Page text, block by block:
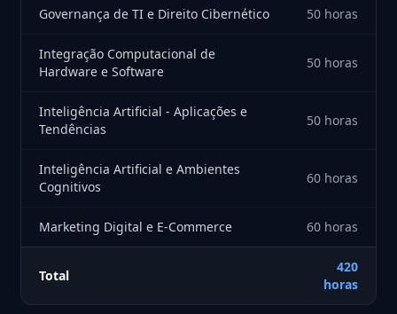
Governança de TI e Direito Cibernético 50 horas
Integração Computacional de
Hardware e Software
50 horas
Inteligência Artificial - Aplicações e
Tendências
50 horas
Inteligência Artificial e Ambientes
Cognitivos
60 horas
Marketing Digital e E-Commerce 60 horas
Total
420
horas